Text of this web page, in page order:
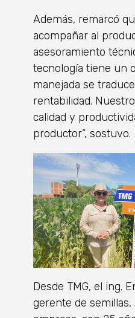
Además, remarcó
acompañar al
asesoramiento
tecnología tiene un
manejada se
rentabilidad.
calidad y
productor”, sostuvo.
Desde TMG, el ing.
gerente de semillas,